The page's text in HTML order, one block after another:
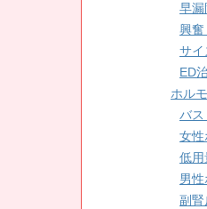
早漏
興奮
サイ
ED
ホル
バス
女性
低用
男性
副腎